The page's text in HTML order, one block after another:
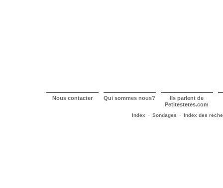
Nous contacter Qui sommes nous? Ils parlent de
Petitestetes.com
Index - Sondages - Index des